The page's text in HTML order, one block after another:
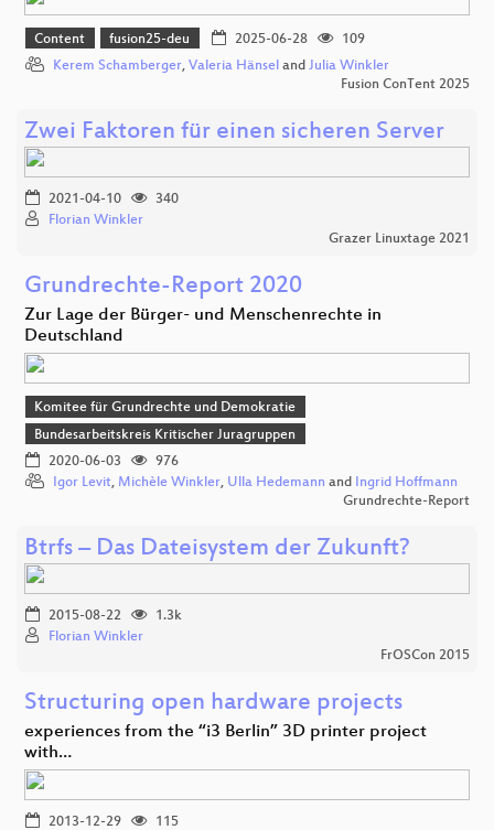
Content fusion25-deu 2025-06-28
109
Kerem Schamberger, Valeria Hänsel and Julia Winkler
Fusion ConTent 2025
Zwei Faktoren für einen sicheren Server
2021-04-10
340
Florian Winkler
Grazer Linuxtage 2021
Grundrechte-Report 2020
Zur Lage der Bürger- und Menschenrechte in
Deutschland
Komitee für Grundrechte und Demokratie
Bundesarbeitskreis Kritischer Juragruppen
2020-06-03
976
Igor Levit, Michèle Winkler, Ulla Hedemann and Ingrid Hoffmann
Grundrechte-Report
Btrfs – Das Dateisystem der Zukunft?
2015-08-22
1.3k
Florian Winkler
FrOSCon 2015
Structuring open hardware projects
experiences from the “i3 Berlin” 3D printer project
with…
2013-12-29 115